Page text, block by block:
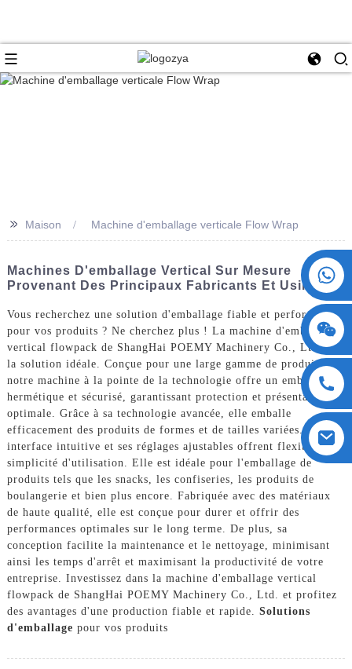
+86 15730993174
>> Maison Machine d'emballage verticale Flow Wrap
Machines D'emballage Vertical Sur Mesure
Provenant Des Principaux Fabricants Et Usines
Vous recherchez une solution d'emballage fiable et performante
pour vos produits ? Ne cherchez plus ! La machine d'emballage
vertical flowpack de ShangHai POEMY Machinery Co., Ltd. est
la solution idéale. Conçue pour une large gamme de produits,
notre machine à la pointe de la technologie offre un emballage
hermétique et sécurisé, garantissant protection et présentation
optimale. Grâce à sa technologie avancée, elle emballe
efficacement des produits de formes et de tailles variées. Son
interface intuitive et ses réglages ajustables offrent flexibilité et
simplicité d'utilisation. Elle est idéale pour l'emballage de
produits tels que les snacks, les confiseries, les produits de
boulangerie et bien plus encore. Fabriquée avec des matériaux
de haute qualité, elle est conçue pour durer et offrir des
performances optimales sur le long terme. De plus, sa
conception facilite la maintenance et le nettoyage, minimisant
ainsi les temps d'arrêt et maximisant la productivité de votre
entreprise. Investissez dans la machine d'emballage vertical
flowpack de ShangHai POEMY Machinery Co., Ltd. et profitez
des avantages d'une production fiable et rapide. Solutions
d'emballage pour vos produits